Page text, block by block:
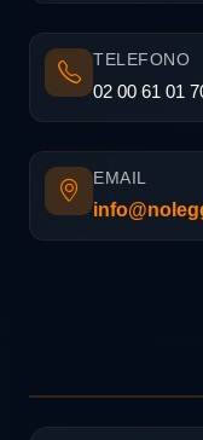
TELEFONO
02 00 61 01
EMAIL